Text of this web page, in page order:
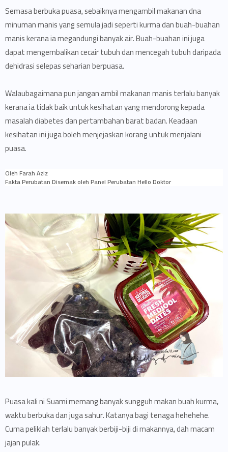
Semasa berbuka puasa, sebaiknya mengambil makanan dna
minuman manis yang semula jadi seperti kurma dan buah-buahan
manis kerana ia megandungi banyak air. Buah-buahan ini juga
dapat mengembalikan cecair tubuh dan mencegah tubuh daripada
dehidrasi selepas seharian berpuasa.
Walaubagaimana pun jangan ambil makanan manis terlalu banyak
kerana ia tidak baik untuk kesihatan yang mendorong kepada
masalah diabetes dan pertambahan barat badan. Keadaan
kesihatan ini juga boleh menjejaskan korang untuk menjalani
puasa.
Oleh Farah Aziz
Fakta Perubatan Disemak oleh Panel Perubatan Hello Doktor
Puasa kali ni Suami memang banyak sungguh makan buah kurma,
waktu berbuka dan juga sahur. Katanya bagi tenaga hehehehe.
Cuma peliklah terlalu banyak berbiji-biji di makannya, dah macam
jajan pulak.